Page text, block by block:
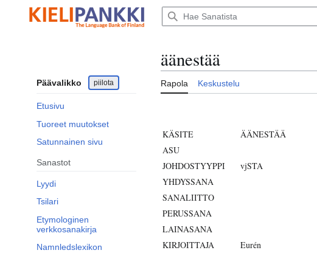
sisältöön
Päävalikko piilota
Etusivu
Tuoreet muutokset
Satunnainen sivu
Sanastot
Lyydi
Tsilari
Etymologinen
verkkosanakirja
Namnledslexikon
äänestää
Rapola Keskustelu
KÄSITE
ÄÄNESTÄÄ
ASU
JOHDOSTYYPPI
vjSTA
YHDYSSANA
SANALIITTO
PERUSSANA
LAINASANA
KIRJOITTAJA
Eurén